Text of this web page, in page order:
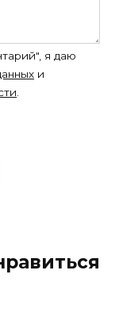
я даю
и